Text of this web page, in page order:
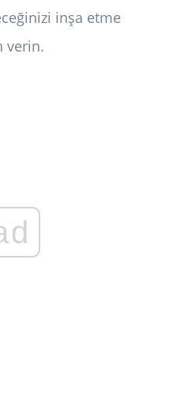
inşa etme
verin.